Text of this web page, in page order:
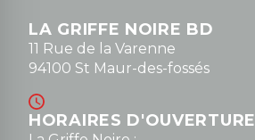
LA GRIFFE NOIRE BD
11 Rue de la Varenne
94100 St Maur-des-fossés
HORAIRES D'OUVERTURE